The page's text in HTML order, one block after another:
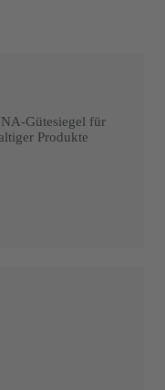
Gütesiegel für
Produkte